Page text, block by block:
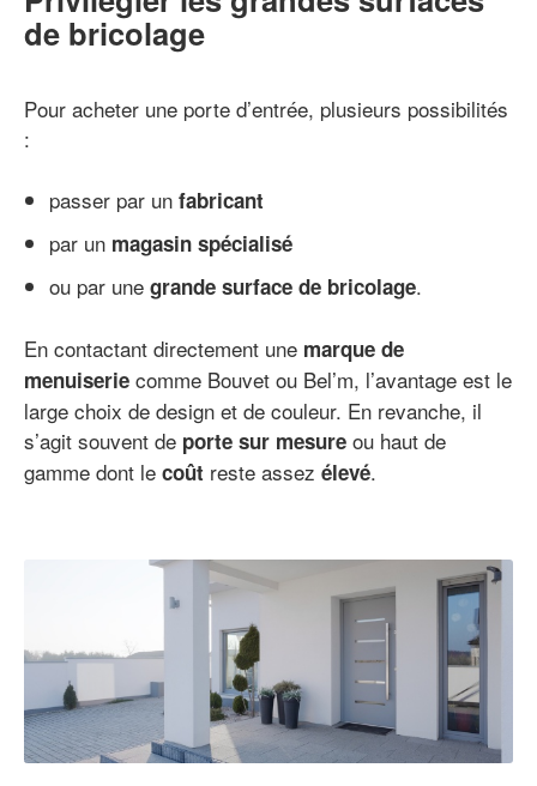
de bricolage
Pour acheter une porte d’entrée, plusieurs possibilités
:
passer par un fabricant
par un magasin spécialisé
ou par une grande surface de bricolage.
En contactant directement une marque de
menuiserie comme Bouvet ou Bel’m, l’avantage est le
large choix de design et de couleur. En revanche, il
s’agit souvent de porte sur mesure ou haut de
gamme dont le coût reste assez élevé.